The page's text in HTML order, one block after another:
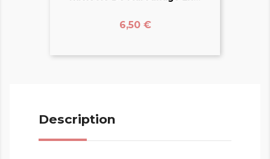
Prix
6,50 €
Description